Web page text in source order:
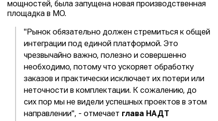
мощностей, была запущена новая производственная
площадка в МО.
"Рынок обязательно должен стремиться к общей
интеграции под единой платформой. Это
чрезвычайно важно, полезно и совершенно
необходимо, потому что ускоряет обработку
заказов и практически исключает их потери или
неточности в комплектации. К сожалению, до
сих пор мы не видели успешных проектов в этом
направлении", - отмечает глава НАДТ